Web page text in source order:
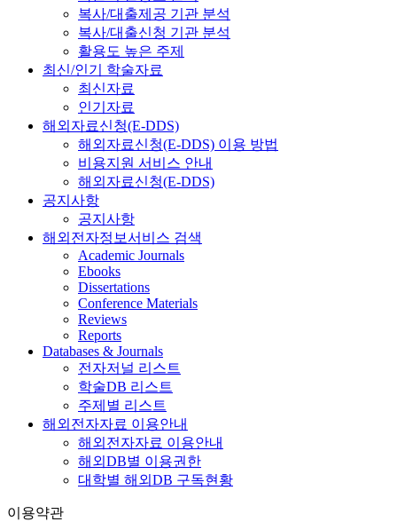
복사/대출제공 기관 분석
복사/대출신청 기관 분석
활용도 높은 주제
최신/인기 학술자료
최신자료
인기자료
해외자료신청(E-DDS)
해외자료신청(E-DDS) 이용 방법
비용지원 서비스 안내
해외자료신청(E-DDS)
공지사항
공지사항
해외전자정보서비스 검색
Academic Journals
Ebooks
Dissertations
Conference Materials
Reviews
Reports
Databases & Journals
전자저널 리스트
학술DB 리스트
주제별 리스트
해외전자자료 이용안내
해외전자자료 이용안내
해외DB별 이용권한
대학별 해외DB 구독현황
이용약관